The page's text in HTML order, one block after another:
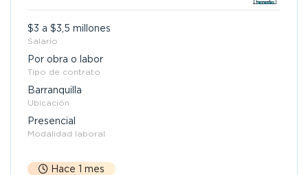
$3 a $3,5 millones
Salario
Por obra o labor
Tipo de contrato
Barranquilla
Ubicación
Presencial
Modalidad laboral
Hace 1 mes